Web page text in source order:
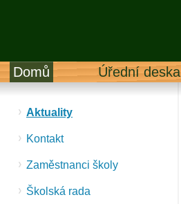
Domů Úřední deska
Aktuality
Kontakt
Zaměstnanci školy
Školská rada